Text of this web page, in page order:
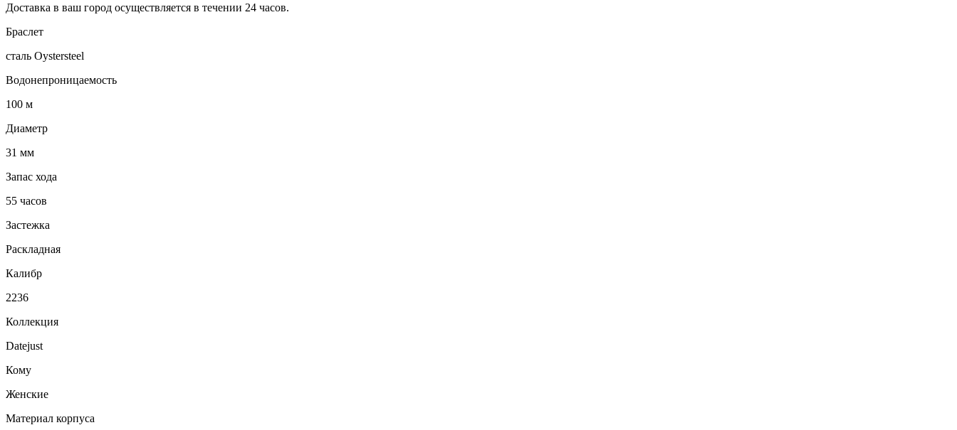
Доставка в ваш город осуществляется в течении 24 часов.
Браслет
сталь Oystersteel
Водонепроницаемость
100 м
Диаметр
31 мм
Запас хода
55 часов
Застежка
Раскладная
Калибр
2236
Коллекция
Datejust
Кому
Женские
Материал корпуса